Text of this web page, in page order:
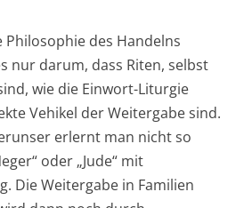
des Handelns
nur darum, dass Riten, selbst
wie die Einwort-Liturgie
Vehikel der Weitergabe sind.
erlernt man nicht so
oder „Jude“ mit
Die Weitergabe in Familien